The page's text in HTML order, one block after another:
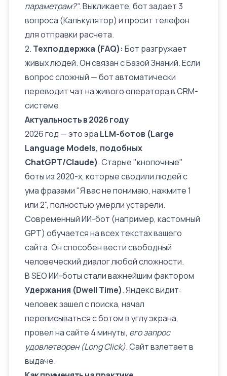
параметрам?". Выкликаете, бот задает 3
вопроса (Калькулятор) и просит телефон
для отправки расчета.
2. Техподдержка (FAQ): Бот разгружает
живых людей. Он связан сБазой Знаний. Если
вопрос сложный — бот автоматически
переводит чат на живого оператора вCRM-
системе.
Актуальность в 2026 году
2026 год — это эра LLM-ботов (Large
Language Models, подобных
ChatGPT/Claude). Старые "кнопочные"
боты из 2020-х, которые сводили людей с
ума фразами "Я вас не понимаю, нажмите 1
или 2", полностью умерли устарели.
Современный ИИ-бот (например, кастомный
GPT) обучается на всех текстах вашего
сайта. Он способен вести свободный
человеческий диалог любой сложности.
В SEO ИИ-боты стали важнейшим фактором
Удержания (Dwell Time). Яндекс видит:
человек зашел с поиска, начал
переписываться с ботом в углу экрана,
провел на сайте 4 минуты, его запрос
удовлетворен (Long Click). Сайт взлетает в
выдаче.